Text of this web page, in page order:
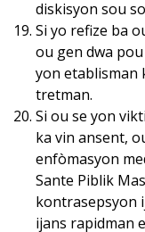
diskisyon sou
Si yo refize ba
ou gen dwa
yon etablisman
tretman.
Si ou se yon
ka vin ansent,
enfòmasyon
Sante Piblik
kontrasepsyon
ijans rapidman